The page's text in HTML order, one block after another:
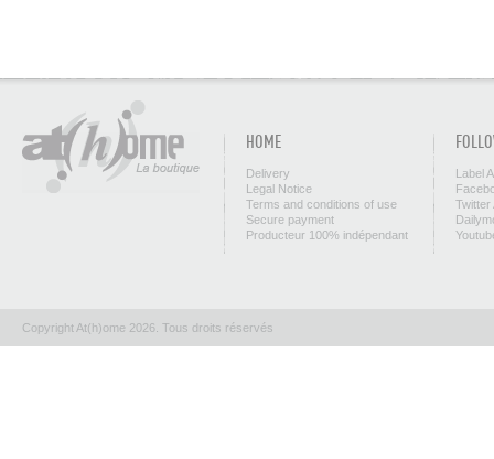
HOME
Delivery
Legal Notice
Terms and conditions of use
Secure payment
Producteur 100% indépendant
Label
Twitter
Copyright At(h)ome 2026. Tous droits réservés